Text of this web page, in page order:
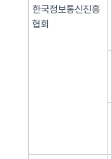
한국정보통신진흥
협회